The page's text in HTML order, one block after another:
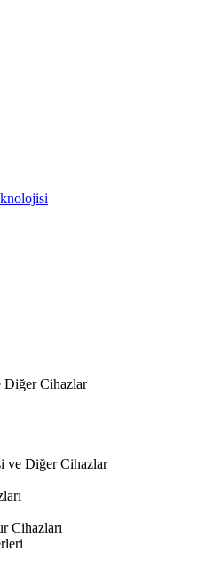
Diğer Cihazlar
ve Diğer Cihazlar
Cihazları